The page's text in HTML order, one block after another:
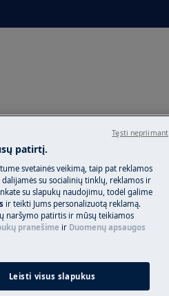
patirtį.
svetainės veikimą, taip pat reklamos
su socialinių tinklų, reklamos ir
su slapukų naudojimu, todėl galime
ir teikti Jums personalizuotą reklamą.
naršymo patirtis ir mūsų teikiamos
pranešime ir Duomenų apsaugos
Leisti visus slapukus
Tęsti nepriimant